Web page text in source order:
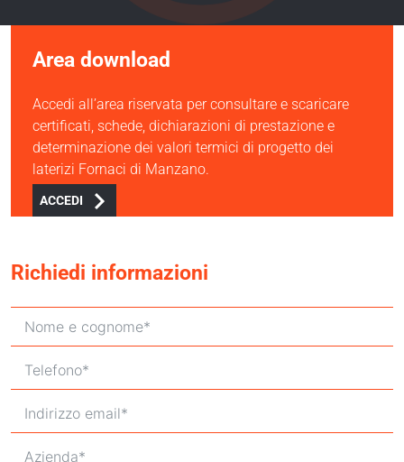
Area download
Accedi all’area riservata per consultare e scaricare
certificati, schede, dichiarazioni di prestazione e
determinazione dei valori termici di progetto dei
laterizi Fornaci di Manzano.
ACCEDI
Richiedi informazioni